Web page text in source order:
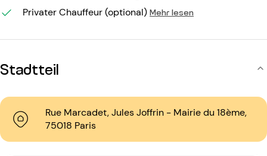
Privater Chauffeur (optional) Mehr lesen
Stadtteil
Rue Marcadet, Jules Joffrin - Mairie du 18ème,
75018 Paris